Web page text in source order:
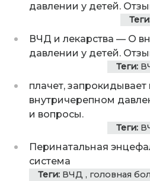
давлении у детей.
ВЧД и лекарства — О
давлении у детей.
Теги:
плачет, запрокидывает
внутричерепном
и вопросы.
Теги:
Перинатальная
система
Теги: ВЧД , головная